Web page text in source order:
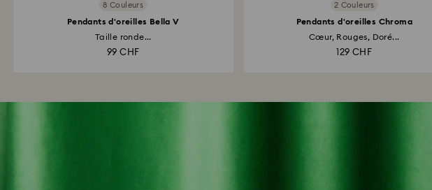
8 Couleurs
Pendants d'oreilles Bella V
Taille ronde...
99 CHF
2 Couleurs
Pendants d'oreilles Chroma
Cœur, Rouges, Doré...
129 CHF